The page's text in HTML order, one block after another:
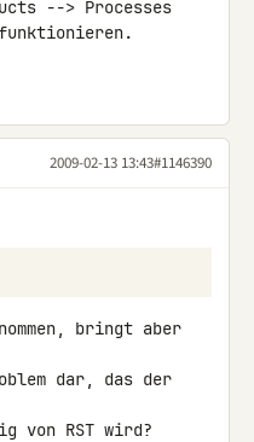
--> Processes
2009-02-13 13:43#1146390
dar, das der
von RST wird?